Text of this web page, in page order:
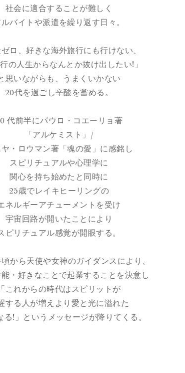
社会に適合することが難しく
バイトや派遣を繰り返す日々。
ゼロ、好きな海外旅行にも行けない、
の人生からなんとか抜け出したい!」
思いながらも、うまくいかない
20代を過ごし辛酸を嘗める。
代前半にパウロ・コエーリョ著
「アルケミスト」/
・ロウマン著「魂の愛」に感銘し
スピリチュアルや心理学に
関心を持ち始めたと同時に
25歳でレイキヒーリングの
ネルギーアチューメントを受け
宇宙回路が開いたことにより
ピリチュアル感覚が開眼する。
から天使や女神のガイダンスにより、
・好きなことで起業することを決意し
「これからの時代はスピリットが
する人が増えより愛と光に溢れた
る!」というメッセージが降りてくる。